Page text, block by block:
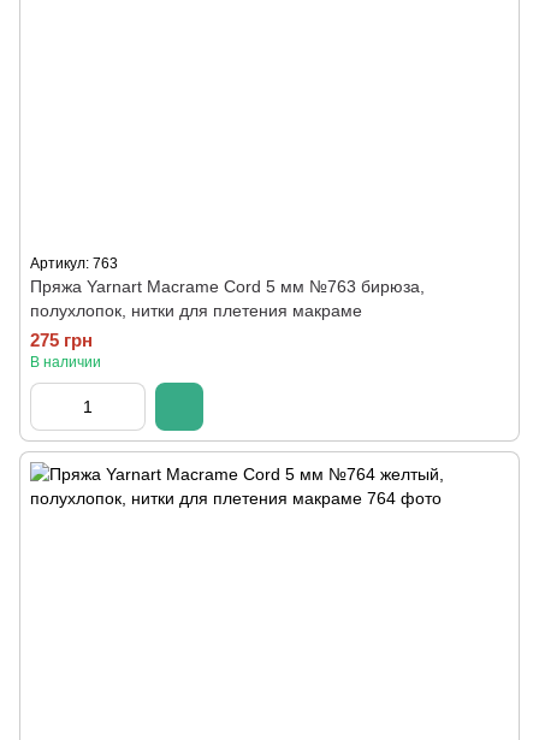
Артикул: 763
Пряжа Yarnart Macrame Cord 5 мм №763 бирюза,
полухлопок, нитки для плетения макраме
275 грн
В наличии